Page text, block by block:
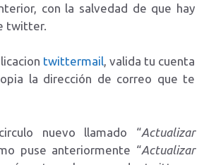
con la salvedad de que hay
twitter.
twittermail, valida tu cuenta
la dirección de correo que te
nuevo llamado “Actualizar
puse anteriormente “Actualizar